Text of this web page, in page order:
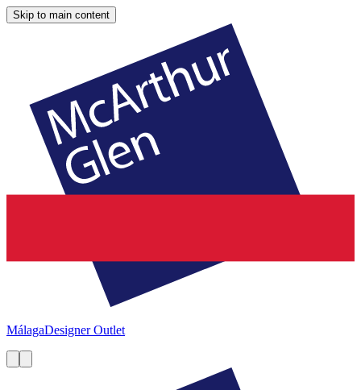
Skip to main content
MálagaDesigner Outlet